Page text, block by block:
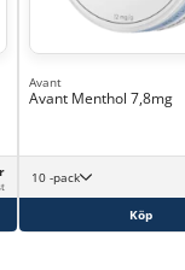
Avant
Avant Menthol 7,8mg
10 -pack
Köp